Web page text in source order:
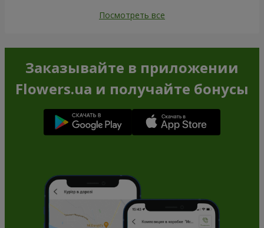
Посмотреть все
Заказывайте в приложении
Flowers.ua и получайте бонусы